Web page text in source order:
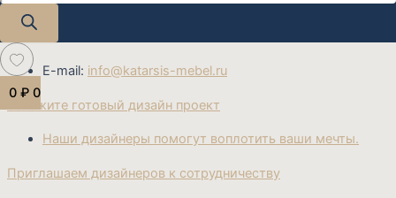
0 ₽ 0
E-mail: info@katarsis-mebel.ru
Закажите готовый дизайн проект
Наши дизайнеры помогут воплотить ваши мечты.
Приглашаем дизайнеров к сотрудничеству